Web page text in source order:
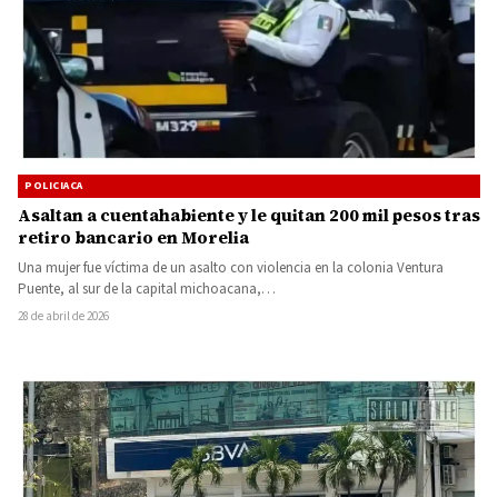
POLICIACA
Asaltan a cuentahabiente y le quitan 200 mil pesos tras
retiro bancario en Morelia
Una mujer fue víctima de un asalto con violencia en la colonia Ventura
Puente, al sur de la capital michoacana,…
28 de abril de 2026